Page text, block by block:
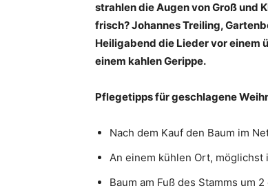
strahlen die Augen von Groß und
frisch? Johannes Treiling,
Heiligabend die Lieder vor einem
einem kahlen Gerippe.
Pflegetipps für geschlagene
Nach dem Kauf den Baum im
An einem kühlen Ort,
Baum am Fuß des Stamms um